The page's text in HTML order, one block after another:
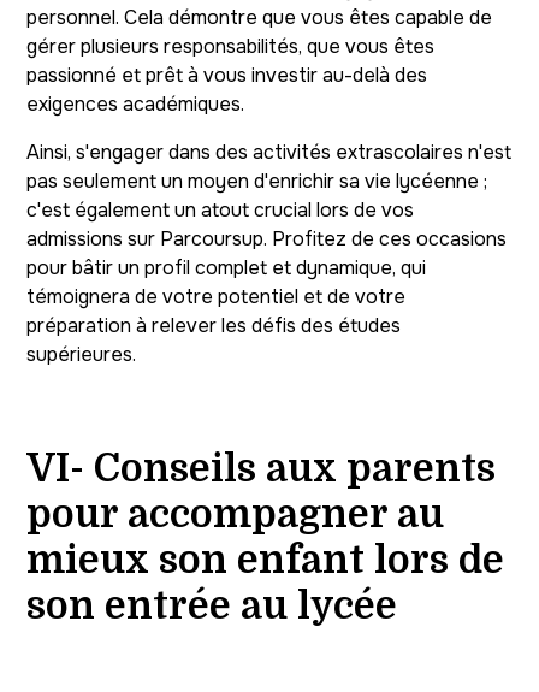
personnel. Cela démontre que vous êtes capable de
gérer plusieurs responsabilités, que vous êtes
passionné et prêt à vous investir au-delà des
exigences académiques.
Ainsi, s'engager dans des activités extrascolaires n'est
pas seulement un moyen d'enrichir sa vie lycéenne ;
c'est également un atout crucial lors de vos
admissions sur Parcoursup. Profitez de ces occasions
pour bâtir un profil complet et dynamique, qui
témoignera de votre potentiel et de votre
préparation à relever les défis des études
supérieures.
VI- Conseils aux parents
pour accompagner au
mieux son enfant lors de
son entrée au lycée